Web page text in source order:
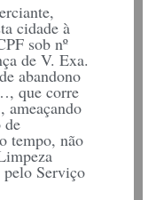
cidade à
sob nº
de V. Exa.
abandono
que corre
de
tempo, não
Serviço